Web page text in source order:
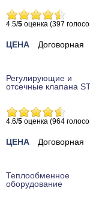
4.5/5 оценка (397
ЦЕНА Договорная
Регулирующие и
отсечные клапана
4.6/5 оценка (964
ЦЕНА Договорная
Теплообменное
оборудование